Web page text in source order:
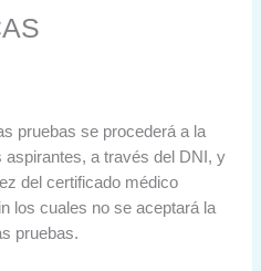
pruebas se procederá a la
aspirantes, a través del DNI, y
del certificado médico
los cuales no se aceptará la
pruebas.